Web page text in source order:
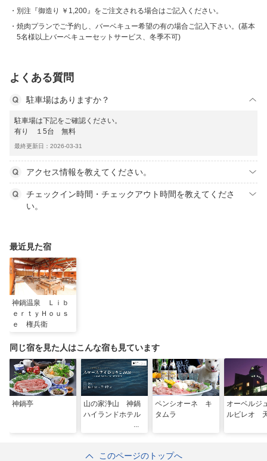
別注『御造り ￥1,200』をご注文される場合はご記入ください。
焼肉プランでご予約し、バーベキュー希望の有の場合ご記入下さい。(基本
5名様以上バーベキューセットサービス、冬季不可)
よくある質問
駐車場はありますか？
駐車場は下記をご確認ください。
有り １5台 無料
最終更新日：2026-03-31
アクセス情報を教えてください。
チェックイン時間・チェックアウト時間を教えてくださ
い。
最近見た宿
神鍋温泉 Ｌｉｂ
ｅｒｔｙＨｏｕｓ
ｅ 権兵衛
同じ宿を見た人はこんな宿も見ています
神鍋亭
山の家浄山 神鍋
ハイランドホテル
ペンシオーネ キ
タムラ
オーベル
ルビレオ
このページのトップへ